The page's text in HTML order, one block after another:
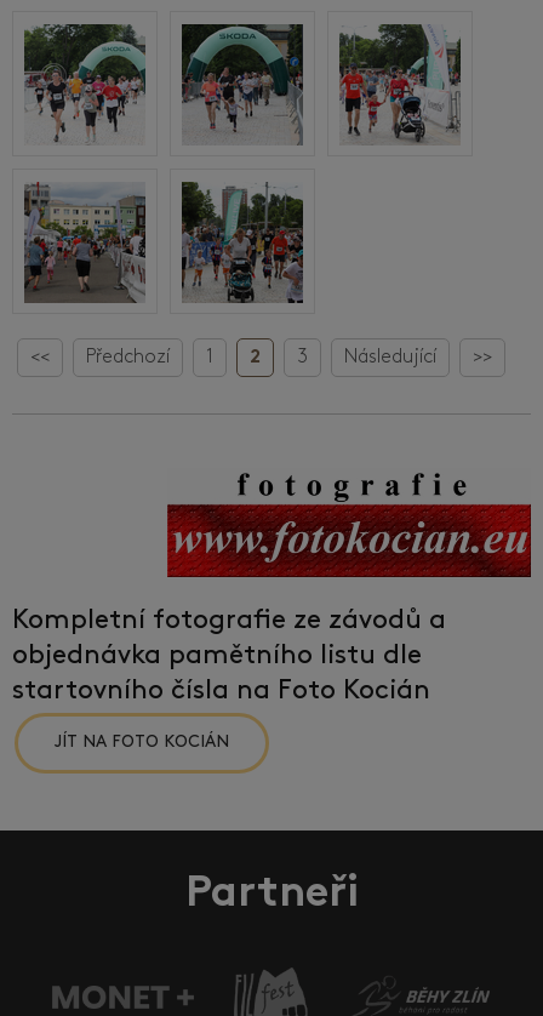
<< Předchozí 1 2 3 Následující >>
Kompletní fotografie ze závodů a
objednávka pamětního listu dle
startovního čísla na Foto Kocián
JÍT NA FOTO KOCIÁN
Partneři